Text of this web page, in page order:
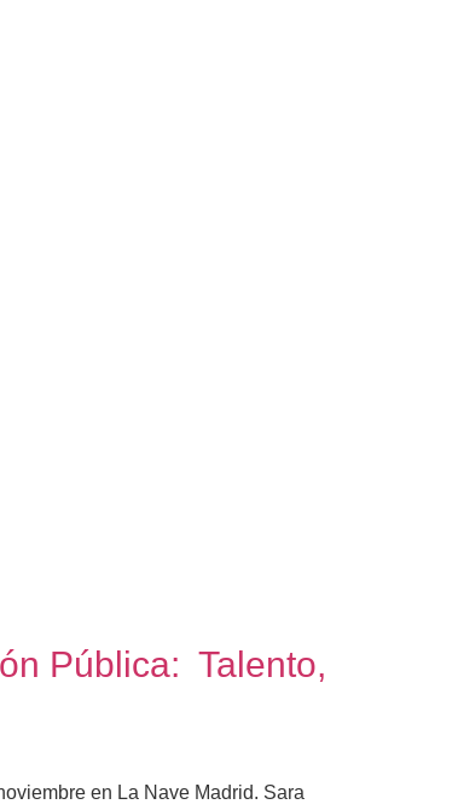
Pública: Talento,
en La Nave Madrid. Sara